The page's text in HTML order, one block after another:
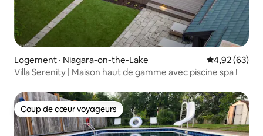
Logement · Niagara-on-the-Lake Note
4,92 (63)
Villa Serenity | Maison haut de gamme avec piscine spa !
Coup de cœur voyageurs
Coup de cœur voyageurs